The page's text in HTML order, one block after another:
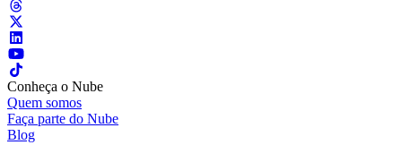
Conheça o Nube
Quem somos
Faça parte do Nube
Blog